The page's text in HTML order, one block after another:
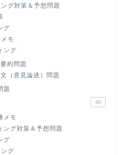
グ対策＆予想問題
グ
モ
ング
約問題
（意見論述）問題
題
40
メモ
ング対策＆予想問題
グ
グ